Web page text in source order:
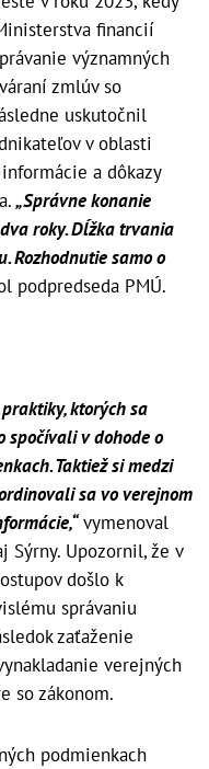
financií
významných
zmlúv so
uskutočnil
v oblasti
a dôkazy
„Správne konanie
roky. Dĺžka trvania
Rozhodnutie samo o
podpredseda PMÚ.
ktorých sa
spočívali v dohode o
Taktiež si medzi
sa vo verejnom
vymenoval
Sýrny. Upozornil, že v
došlo k
správaniu
zaťaženie
verejných
so zákonom.
podmienkach